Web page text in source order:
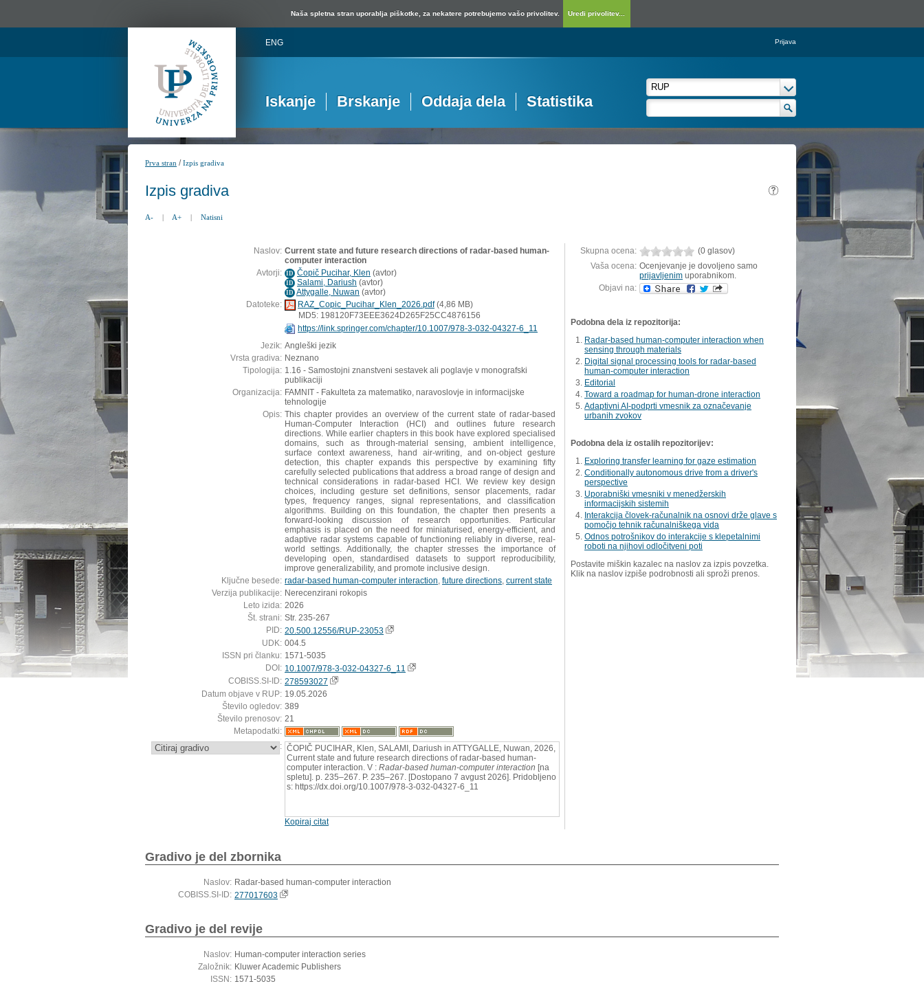
Naša spletna stran uporablja piškotke, za nekatere potrebujemo vašo privolitev. Uredi privolitev...
ENG Prijava
Iskanje Brskanje Oddaja dela Statistika
Prva stran /Izpis gradiva
Izpis gradiva
A- | A+ | Natisni
Naslov: Current state and future research directions of radar-based human-
computer interaction
Avtorji: ID Čopič Pucihar, Klen (avtor)
ID Salami, Dariush (avtor)
ID Attygalle, Nuwan (avtor)
Datoteke:
RAZ_Copic_Pucihar_Klen_2026.pdf(4,86 MB)
MD5: 198120F73EEE3624D265F25CC4876156
https://link.springer.com/chapter/10.1007/978-3-032-04327-6_11
Jezik: Angleški jezik
Vrsta gradiva: Neznano
Tipologija: 1.16 - Samostojni znanstveni sestavek ali poglavje v monografski
publikaciji
Organizacija: FAMNIT - Fakulteta za matematiko, naravoslovje in informacijske
tehnologije
Opis: This chapter provides an overview of the current state of radar-based
Human-Computer Interaction (HCI) and outlines future research
directions. While earlier chapters in this book have explored specialised
domains, such as through-material sensing, ambient intelligence,
surface context awareness, hand air-writing, and on-object gesture
detection, this chapter expands this perspective by examining fifty
carefully selected publications that address a broad range of design and
technical considerations in radar-based HCI. We review key design
choices, including gesture set definitions, sensor placements, radar
types, frequency ranges, signal representations, and classification
algorithms. Building on this foundation, the chapter then presents a
forward-looking discussion of research opportunities. Particular
emphasis is placed on the need for miniaturised, energy-efficient, and
adaptive radar systems capable of functioning reliably in diverse, real-
world settings. Additionally, the chapter stresses the importance of
developing open, standardised datasets to support reproducibility,
improve generalizability, and promote inclusive design.
Ključne besede: radar-based human-computer interaction future directions current state
Verzija publikacije: Nerecenzirani rokopis
Leto izida: 2026
Št. strani: Str. 235-267
PID: 20.500.12556/RUP-23053
UDK: 004.5
ISSN pri članku: 1571-5035
DOI: 10.1007/978-3-032-04327-6_11
COBISS.SI-ID: 278593027
Datum objave v RUP: 19.05.2026
Število ogledov: 389
Število prenosov: 21
Metapodatki:
: ČOPIČ PUCIHAR, Klen, SALAMI, Dariush in ATTYGALLE, Nuwan, 2026,
Current state and future research directions of radar-based human-
computer interaction. V : Radar-based human-computer interaction [na
spletu]. p. 235–267. P. 235–267. [Dostopano 7 avgust 2026]. Pridobljeno
s: https://dx.doi.org/10.1007/978-3-032-04327-6_11
Kopiraj citat
Skupna ocena:
(0 glasov)
Vaša ocena: Ocenjevanje je dovoljeno samo
prijavljenim uporabnikom.
Objavi na:
Podobna dela iz repozitorija:
Radar-based human-computer interaction when
sensing through materials
Digital signal processing tools for radar-based
human-computer interaction
Editorial
Toward a roadmap for human-drone interaction
Adaptivni AI-podprti vmesnik za označevanje
urbanih zvokov
Podobna dela iz ostalih repozitorijev:
Exploring transfer learning for gaze estimation
Conditionally autonomous drive from a driver's
perspective
Uporabniški vmesniki v menedžerskih
informacijskih sistemih
Interakcija človek-računalnik na osnovi drže glave s
pomočjo tehnik računalniškega vida
Odnos potrošnikov do interakcije s klepetalnimi
roboti na njihovi odločitveni poti
Postavite miškin kazalec na naslov za izpis povzetka.
Klik na naslov izpiše podrobnosti ali sproži prenos.
Gradivo je del zbornika
Naslov: Radar-based human-computer interaction
COBISS.SI-ID: 277017603
Gradivo je del revije
Naslov: Human-computer interaction series
Založnik: Kluwer Academic Publishers
ISSN: 1571-5035